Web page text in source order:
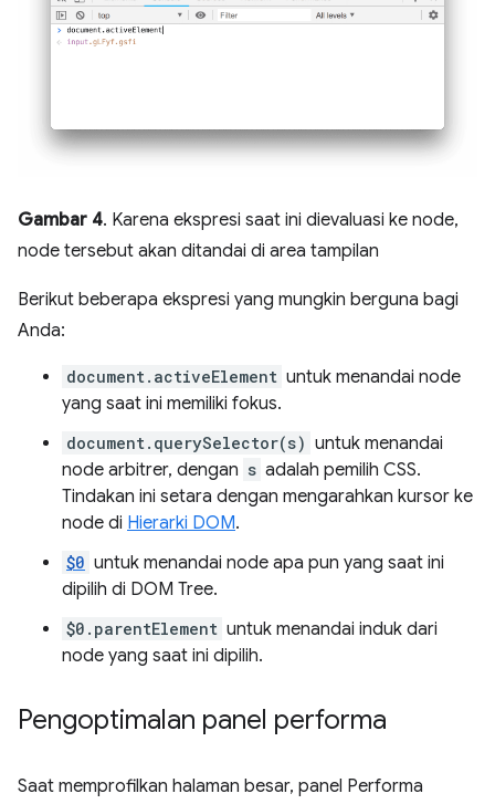
Gambar 4. Karena ekspresi saat ini dievaluasi ke node,
node tersebut akan ditandai di area tampilan
Berikut beberapa ekspresi yang mungkin berguna bagi
Anda:
document.activeElement untuk menandai node
yang saat ini memiliki fokus.
document.querySelector(s) untuk menandai
node arbitrer, dengan s adalah pemilih CSS.
Tindakan ini setara dengan mengarahkan kursor ke
node di Hierarki DOM.
$0 untuk menandai node apa pun yang saat ini
dipilih di DOM Tree.
$0.parentElement untuk menandai induk dari
node yang saat ini dipilih.
Pengoptimalan panel performa
Saat memprofilkan halaman besar, panel Performa